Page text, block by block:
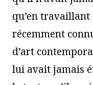
qu’en travaillant
récemment
d’art
lui avait jamais